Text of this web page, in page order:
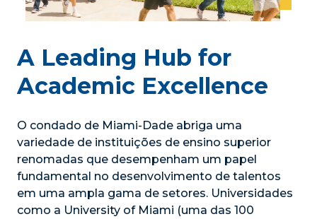
A Leading Hub for
Academic Excellence
O condado de Miami-Dade abriga uma
variedade de instituições de ensino superior
renomadas que desempenham um papel
fundamental no desenvolvimento de talentos
em uma ampla gama de setores. Universidades
como a University of Miami (uma das 100